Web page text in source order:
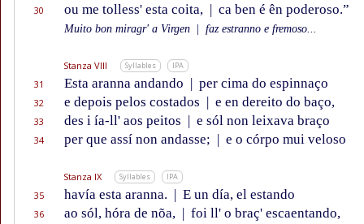
30 ou me tolless' esta coita, | ca ben é ên poderoso.”
Muito bon miragr' a Virgen faz estranno e fremoso...
Stanza VIII Syllables IPA
31 Esta aranna andando | per cima do espinnaço
32 e depois pelos costados | e en dereito do baço,
33 des i ía-ll' aos peitos | e sól non leixava braço
34 per que assí non andasse; | e o córpo mui veloso
Stanza IX Syllables IPA
35 havía esta aranna. | E un día, el estando
36 ao sól, hóra de nõa, | foi ll' o braç' escaentando,